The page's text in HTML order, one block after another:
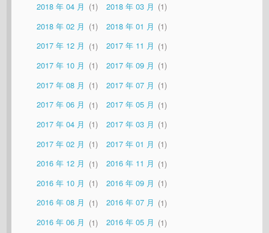
2018 年 04 月
1 2018 年 03 月
1
2018 年 02 月
1 2018 年 01 月
1
2017 年 12 月
1 2017 年 11 月
1
2017 年 10 月
1 2017 年 09 月
1
2017 年 08 月
1 2017 年 07 月
1
2017 年 06 月
1 2017 年 05 月
1
2017 年 04 月
1 2017 年 03 月
1
2017 年 02 月
1 2017 年 01 月
1
2016 年 12 月
1 2016 年 11 月
1
2016 年 10 月
1 2016 年 09 月
1
2016 年 08 月
1 2016 年 07 月
1
2016 年 06 月
1 2016 年 05 月
1